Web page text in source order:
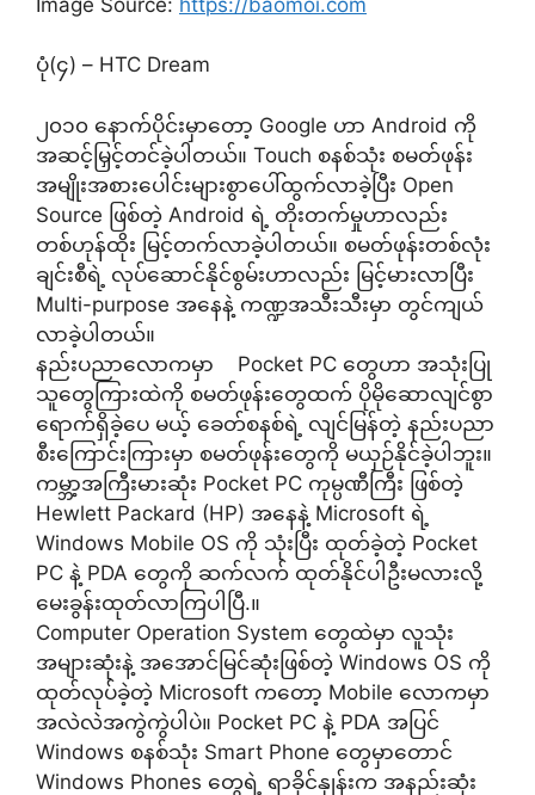
ပုံ(၄) – HTC Dream
၂၀၁၀ နောက်ပိုင်းမှာတော့ Google ဟာ Android ကို
အဆင့်မြှင့်တင်ခဲ့ပါတယ်။ Touch စနစ်သုံး စမတ်ဖုန်း
အမျိုးအစားပေါင်းများစွာပေါ်ထွက်လာခဲ့ပြီး Open
Source ဖြစ်တဲ့ Android ရဲ့ တိုးတက်မှုဟာလည်း
တစ်ဟုန်ထိုး မြင့်တက်လာခဲ့ပါတယ်။ စမတ်ဖုန်းတစ်လုံး
ချင်းစီရဲ့ လုပ်ဆောင်နိုင်စွမ်းဟာလည်း မြင့်မားလာပြီး
Multi-purpose အနေနဲ့ ကဏ္ဍအသီးသီးမှာ တွင်ကျယ်
လာခဲ့ပါတယ်။
နည်းပညာလောကမှာ Pocket PC တွေဟာ အသုံးပြု
သူတွေကြားထဲကို စမတ်ဖုန်းတွေထက် ပိုမိုဆောလျင်စွာ
ရောက်ရှိခဲ့ပေ မယ့် ခေတ်စနစ်ရဲ့ လျင်မြန်တဲ့ နည်းပညာ
စီးကြောင်းကြားမှာ စမတ်ဖုန်းတွေကို မယှဉ်နိုင်ခဲ့ပါဘူး။
ကမ္ဘာ့အကြီးမားဆုံး Pocket PC ကုမ္ပဏီကြီး ဖြစ်တဲ့
Hewlett Packard (HP) အနေနဲ့ Microsoft ရဲ့
Windows Mobile OS ကို သုံးပြီး ထုတ်ခဲ့တဲ့ Pocket
PC နဲ့ PDA တွေကို ဆက်လက် ထုတ်နိုင်ပါဦးမလားလို့
မေးခွန်းထုတ်လာကြပါပြီ.။
Computer Operation System တွေထဲမှာ လူသုံး
အများဆုံးနဲ့ အအောင်မြင်ဆုံးဖြစ်တဲ့ Windows OS ကို
ထုတ်လုပ်ခဲ့တဲ့ Microsoft ကတော့ Mobile လောကမှာ
အလဲလဲအကွဲကွဲပါပဲ။ Pocket PC နဲ့ PDA အပြင်
Windows စနစ်သုံး Smart Phone တွေမှာတောင်
Windows Phones တွေရဲ့ ရာခိုင်နှုန်းက အနည်းဆုံး